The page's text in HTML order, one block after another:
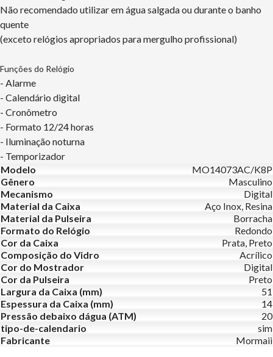
Não recomendado utilizar em água salgada ou durante o banho
quente
(exceto relógios apropriados para mergulho profissional)
Funções do Relógio
- Alarme
- Calendário digital
- Cronômetro
- Formato 12/24 horas
- Iluminação noturna
- Temporizador
Modelo
MO14073AC/K8P
Gênero
Masculino
Mecanismo
Digital
Material da Caixa
Aço Inox, Resina
Material da Pulseira
Borracha
Formato do Relógio
Redondo
Cor da Caixa
Prata, Preto
Composição do Vidro
Acrílico
Cor do Mostrador
Digital
Cor da Pulseira
Preto
Largura da Caixa (mm)
51
Espessura da Caixa (mm)
14
Pressão debaixo dágua (ATM)
20
tipo-de-calendario
sim
Fabricante
Mormaii